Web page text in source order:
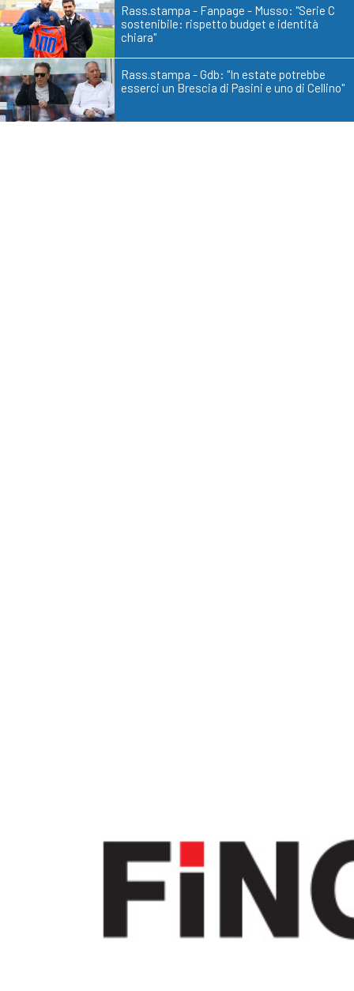
Rass.stampa - Fanpage - Musso: "Serie C
sostenibile: rispetto budget e identità
chiara"
Rass.stampa - Gdb: "In estate potrebbe
esserci un Brescia di Pasini e uno di Cellino"